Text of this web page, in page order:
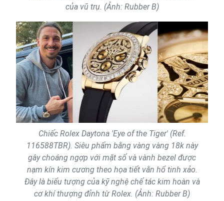
của vũ trụ. (Ảnh: Rubber B)
Chiếc Rolex Daytona 'Eye of the Tiger' (Ref.
116588TBR). Siêu phẩm bằng vàng vàng 18k này
gây choáng ngợp với mặt số và vành bezel được
nạm kín kim cương theo họa tiết vằn hổ tinh xảo.
Đây là biểu tượng của kỹ nghệ chế tác kim hoàn và
cơ khí thượng đỉnh từ Rolex. (Ảnh: Rubber B)